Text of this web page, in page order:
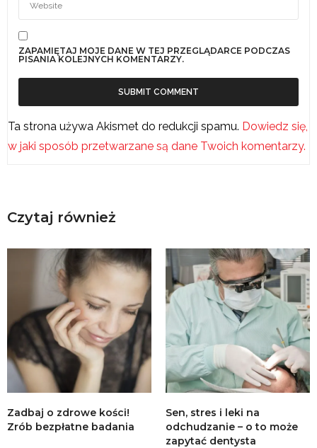
ZAPAMIĘTAJ MOJE DANE W TEJ PRZEGLĄDARCE PODCZAS
PISANIA KOLEJNYCH KOMENTARZY.
Ta strona używa Akismet do redukcji spamu. Dowiedz się,
w jaki sposób przetwarzane są dane Twoich komentarzy.
Czytaj również
Zadbaj o zdrowe kości!
Zrób bezpłatne badania
Sen, stres i leki na
odchudzanie – o to może
zapytać dentysta